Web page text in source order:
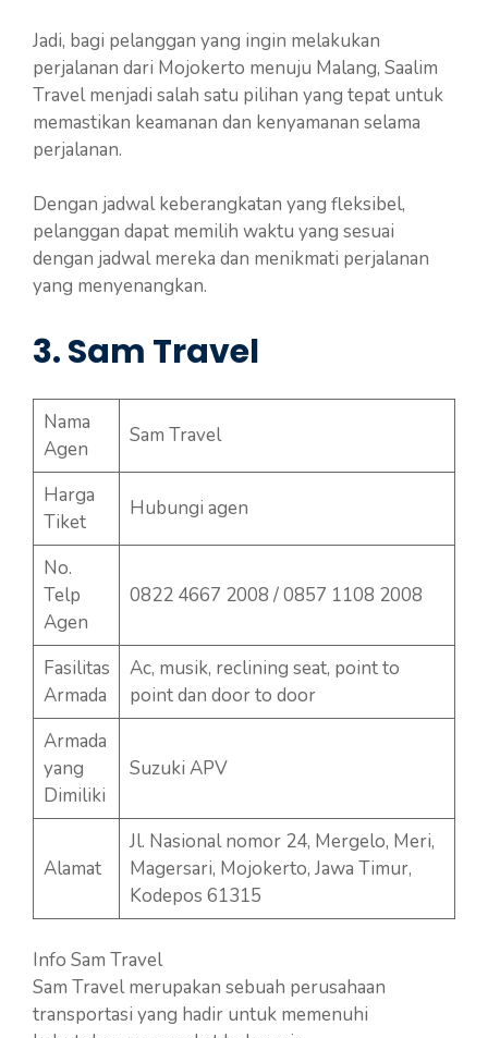
Jadi, bagi pelanggan yang ingin melakukan
perjalanan dari Mojokerto menuju Malang, Saalim
Travel menjadi salah satu pilihan yang tepat untuk
memastikan keamanan dan kenyamanan selama
perjalanan.
Dengan jadwal keberangkatan yang fleksibel,
pelanggan dapat memilih waktu yang sesuai
dengan jadwal mereka dan menikmati perjalanan
yang menyenangkan.
3. Sam Travel
Nama
Agen
Sam Travel
Harga
Tiket
Hubungi agen
No.
Telp
Agen
0822 4667 2008 / 0857 1108 2008
Fasilitas
Armada
Ac, musik, reclining seat, point to
point dan door to door
Armada
yang
Dimiliki
Suzuki APV
Alamat
Jl. Nasional nomor 24, Mergelo, Meri,
Magersari, Mojokerto, Jawa Timur,
Kodepos 61315
Info Sam Travel
Sam Travel merupakan sebuah perusahaan
transportasi yang hadir untuk memenuhi